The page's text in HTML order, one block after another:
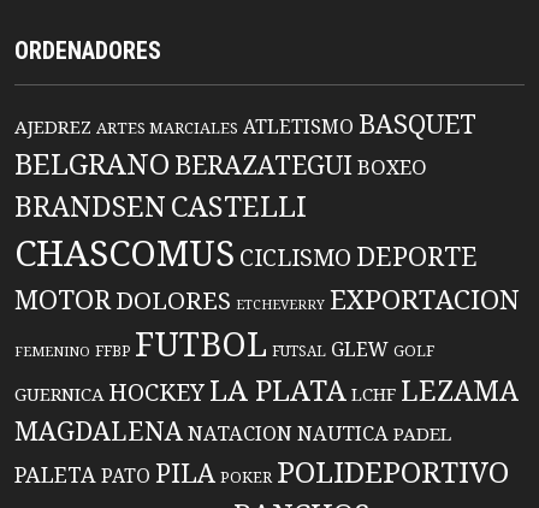
ORDENADORES
AJEDREZ ARTES MARCIALES ATLETISMO BASQUET
BELGRANO BERAZATEGUIBOXEO
BRANDSENCASTELLI
CHASCOMUS CICLISMO DEPORTE
MOTORDOLORES ETCHEVERRY EXPORTACION
FEMENINO FFBP FUTBOL FUTSAL GLEW GOLF
GUERNICA HOCKEYLA PLATA LCHF LEZAMA
MAGDALENANATACIONNAUTICA PADEL
PALETAPATO PILA POKER POLIDEPORTIVO